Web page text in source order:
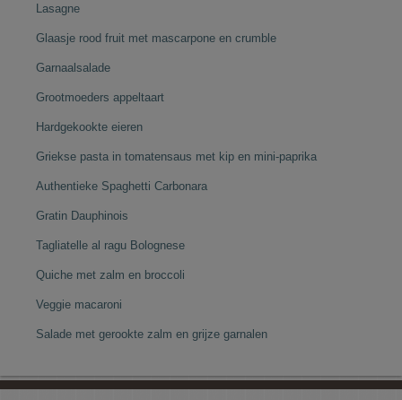
Lasagne
Glaasje rood fruit met mascarpone en crumble
Garnaalsalade
Grootmoeders appeltaart
Hardgekookte eieren
Griekse pasta in tomatensaus met kip en mini-paprika
Authentieke Spaghetti Carbonara
Gratin Dauphinois
Tagliatelle al ragu Bolognese
Quiche met zalm en broccoli
Veggie macaroni
Salade met gerookte zalm en grijze garnalen